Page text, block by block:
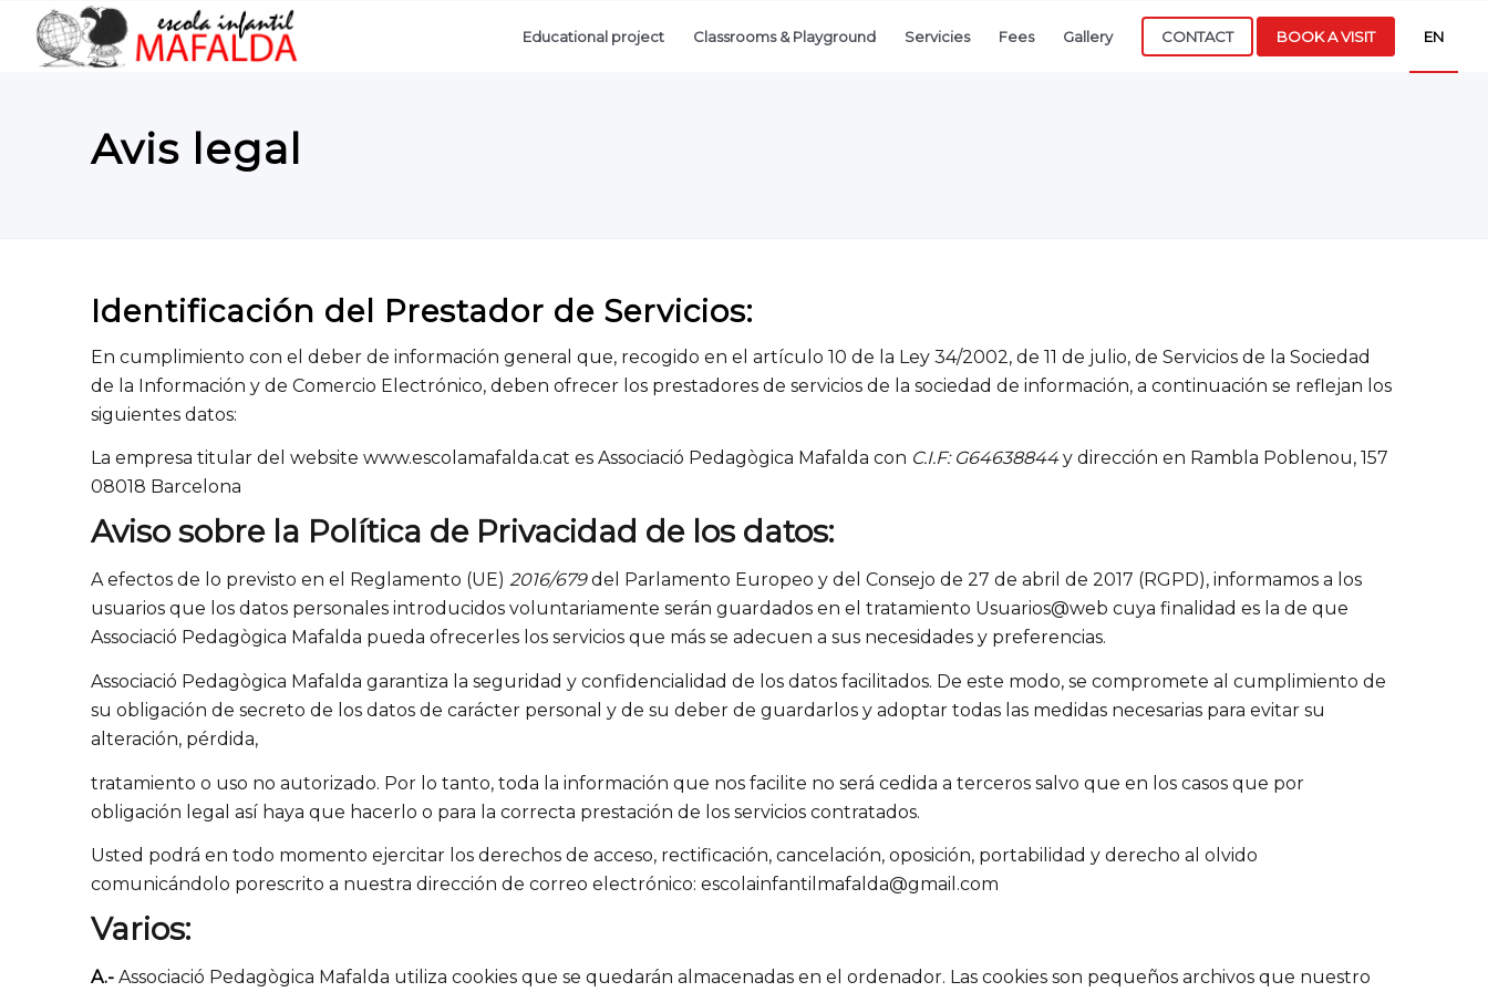
Educational project Classrooms & Playground Servicies Fees Gallery CONTACT BOOK A VISIT EN
Avis legal
Identificación del Prestador de Servicios:
En cumplimiento con el deber de información general que, recogido en el artículo 10 de la Ley 34/2002, de 11 de julio, de Servicios de la Sociedad
de la Información y de Comercio Electrónico, deben ofrecer los prestadores de servicios de la sociedad de información, a continuación se reflejan los
siguientes datos:
La empresa titular del website www.escolamafalda.cat es Associació Pedagògica Mafalda con C.I.F: G64638844y dirección en Rambla Poblenou, 157
08018 Barcelona
Aviso sobre la Política de Privacidad de los datos:
A efectos de lo previsto en el Reglamento (UE) 2016/679del Parlamento Europeo y del Consejo de 27 de abril de 2017 (RGPD), informamos a los
usuarios que los datos personales introducidos voluntariamente serán guardados en el tratamiento Usuarios@web cuya finalidad es la de que
Associació Pedagògica Mafalda pueda ofrecerles los servicios que más se adecuen a sus necesidades y preferencias.
Associació Pedagògica Mafalda garantiza la seguridad y confidencialidad de los datos facilitados. De este modo, se compromete al cumplimiento de
su obligación de secreto de los datos de carácter personal y de su deber de guardarlos y adoptar todas las medidas necesarias para evitar su
alteración, pérdida,
tratamiento o uso no autorizado. Por lo tanto, toda la información que nos facilite no será cedida a terceros salvo que en los casos que por
obligación legal así haya que hacerlo o para la correcta prestación de los servicios contratados.
Usted podrá en todo momento ejercitar los derechos de acceso, rectificación, cancelación, oposición, portabilidad y derecho al olvido
comunicándolo porescrito a nuestra dirección de correo electrónico: escolainfantilmafalda@gmail.com
Varios:
A.- Associació Pedagògica Mafalda utiliza cookies que se quedarán almacenadas en el ordenador. Las cookies son pequeños archivos que nuestro